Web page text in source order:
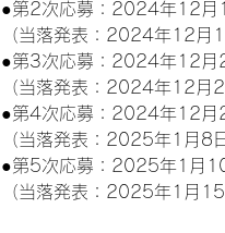
●第2次応募：2024年12
（当落発表：2024年12月
●第3次応募：2024年12
（当落発表：2024年12月
●第4次応募：2024年12
（当落発表：2025年1月8
●第5次応募：2025年1月
（当落発表：2025年1月